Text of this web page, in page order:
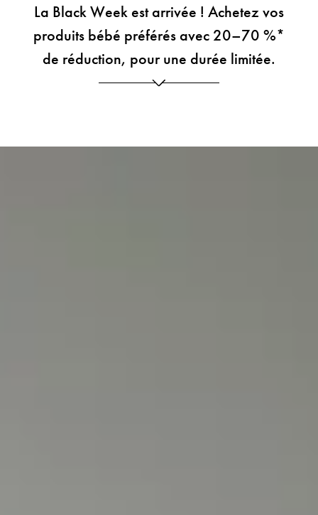
La Black Week est arrivée ! Achetez vos
produits bébé préférés avec 20–70 %*
de réduction, pour une durée limitée.